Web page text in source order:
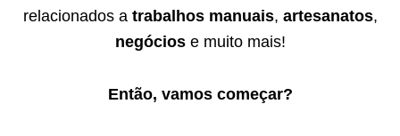
relacionados a trabalhos manuais, artesanatos,
negóciose muito mais!
Então, vamos começar?